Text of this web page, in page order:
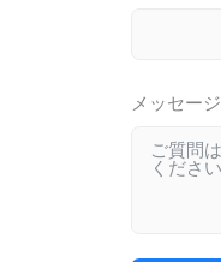
メッセージ